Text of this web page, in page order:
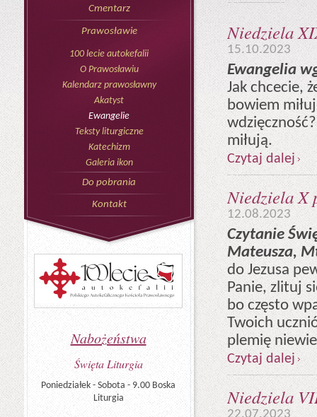
Cmentarz
Prawosławie
100 lecie autokefalii
O Prawosławiu
Kalendarz prawosławny
Akatyst
Ewangelie
Teksty liturgiczne
Katechizm
Galeria ikon
Do pobrania
Kontakt
Nabożeństwa
Święta Liturgia
Poniedziałek - Sobota - 9.00 Boska
Liturgia
Niedziela
15.10.2023
Ewangelia
Jak chcecie,
bowiem
miłują.
Czytaj dalej
Niedziela X
12.08.2023
Czytanie
Mateusza,
do Jezusa
Panie, zlituj
bo często
Twoich
plemię
Czytaj dalej
Niedziela